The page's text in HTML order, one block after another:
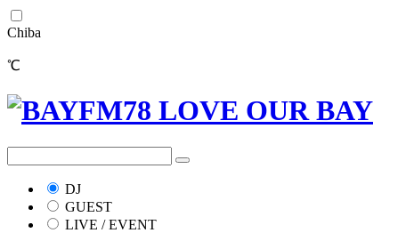
Chiba
℃
DJ
GUEST
LIVE / EVENT